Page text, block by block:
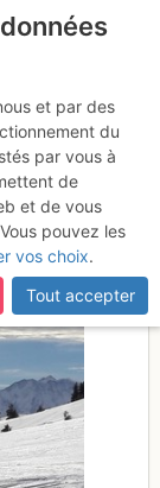
2017
et par des
du
par vous à
de
et de vous
pouvez les
vos choix.
Tout accepter